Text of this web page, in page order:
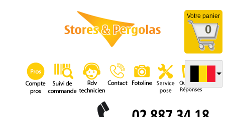
Votre panier
0